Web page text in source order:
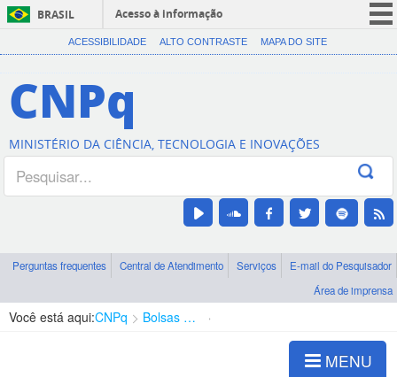
BRASIL
Acesso à informação
CORONAVÍRUS (COVID-19)
Canais
ACESSIBILIDADE ALTO CONTRASTE MAPA DO SITE
CNPq
MINISTÉRIO DA CIÊNCIA, TECNOLOGIA E INOVAÇÕES
Perguntas frequentes Central de Atendimento Serviços
E-mail do Pesquisador
Área de imprensa
Você está aqui:CNPq Bolsas e Auxílios Vigentes
MENU